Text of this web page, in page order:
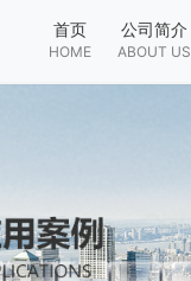
首页
HOME
公司简介
ABOUT US